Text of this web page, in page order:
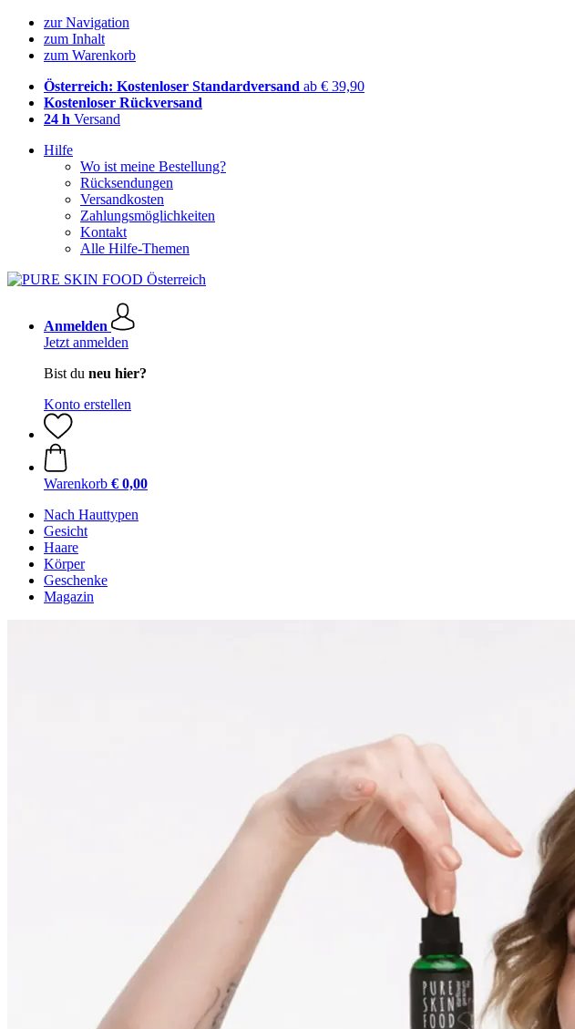
zur Navigation
zum Inhalt
zum Warenkorb
Österreich: Kostenloser Standardversand ab € 39,90
Kostenloser Rückversand
24 h Versand
Hilfe
Wo ist meine Bestellung?
Rücksendungen
Versandkosten
Zahlungsmöglichkeiten
Kontakt
Alle Hilfe-Themen
Anmelden
Jetzt anmelden
Bist du neu hier?
Konto erstellen
Warenkorb € 0,00
Nach Hauttypen
Gesicht
Haare
Körper
Geschenke
Magazin